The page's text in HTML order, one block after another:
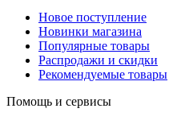
Новое поступление
Новинки магазина
Популярные товары
Распродажи и скидки
Рекомендуемые товары
Помощь и сервисы